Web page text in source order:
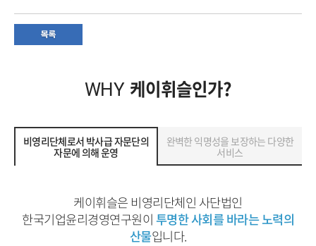
WHY 케이휘슬인가?
비영리단체로서 박사급 자문단의
자문에 의해 운영
완벽한 익명성을 보장하는 다양한
서비스
케이휘슬은 비영리단체인 사단법인
한국기업윤리경영연구원이투명한 사회를 바라는 노력의
산물입니다.